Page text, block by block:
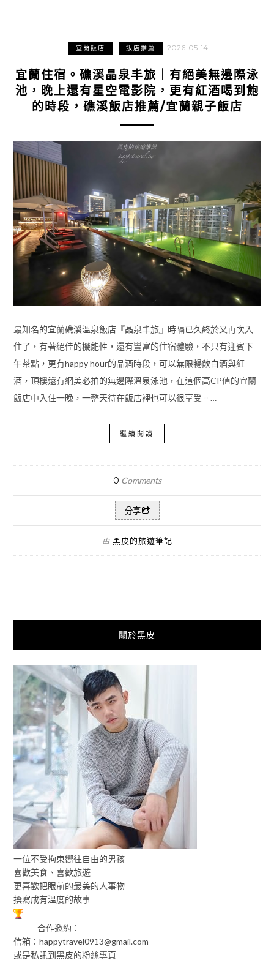
宜蘭飯店 飯店推薦 2026-05-14
宜蘭住宿。礁溪晶泉丰旅｜有絕美無邊際泳
池，晚上還有星空電影院，更有紅酒喝到飽
的時段，礁溪飯店推薦/宜蘭親子飯店
最知名的宜蘭礁溪溫泉飯店『晶泉丰旅』時隔已久終於又再次入
住了，有著絕佳的機能性，還有豐富的住宿體驗，不只有迎賓下
午茶點，更有happy hour的品酒時段，可以無限暢飲白酒與紅
酒，頂樓還有網美必拍的無邊際溫泉泳池，在這個高CP值的宜蘭
飯店中入住一晚，一整天待在飯店裡也可以很享受。…
繼續閱讀
0 Comments
分享
由 黑皮的旅遊筆記
關於黑皮
一位不受拘束嚮往自由的男孩
喜歡美食、喜歡旅遊
更喜歡把眼前的最美的人事物
撰寫成有溫度的故事
合作邀約：
信箱：happytravel0913@gmail.com
或是私訊到黑皮的粉絲專頁